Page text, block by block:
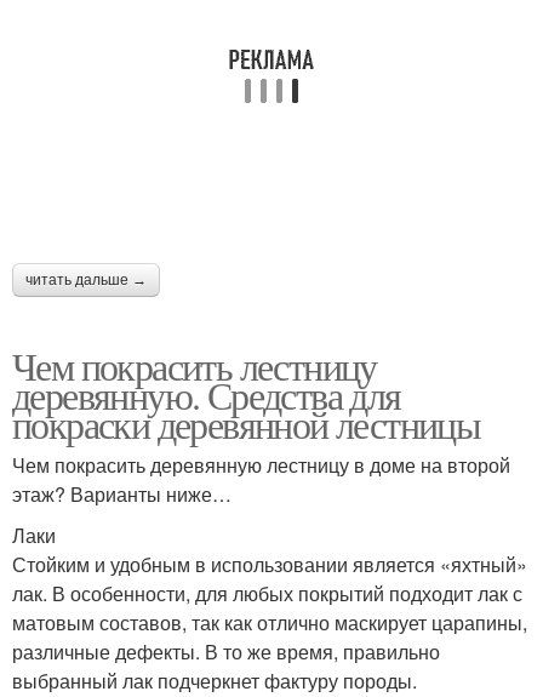
читать дальше →
Чем покрасить лестницу
деревянную. Средства для
покраски деревянной лестницы
Чем покрасить деревянную лестницу в доме на второй
этаж? Варианты ниже…
Лаки
Стойким и удобным в использовании является «яхтный»
лак. В особенности, для любых покрытий подходит лак с
матовым составов, так как отлично маскирует царапины,
различные дефекты. В то же время, правильно
выбранный лак подчеркнет фактуру породы.